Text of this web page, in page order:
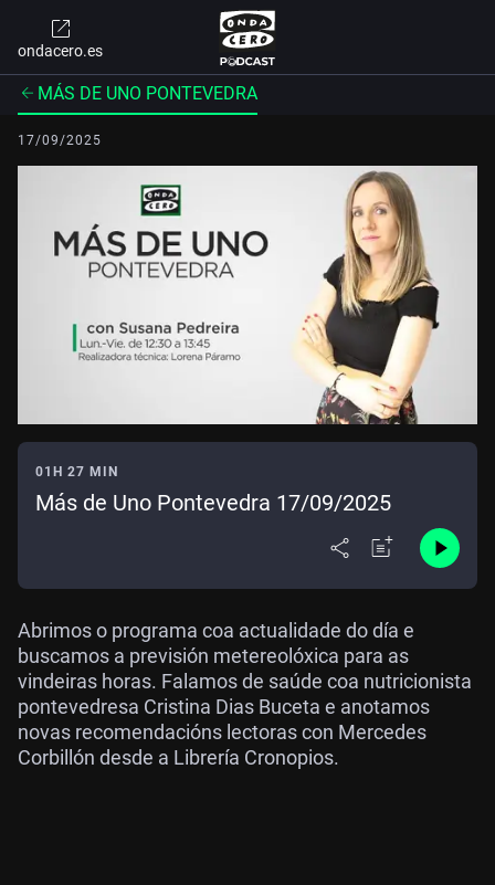
ondacero.es
MÁS DE UNO PONTEVEDRA
17/09/2025
01H 27 MIN
Más de Uno Pontevedra 17/09/2025
Abrimos o programa coa actualidade do día e
buscamos a previsión metereolóxica para as
vindeiras horas. Falamos de saúde coa nutricionista
pontevedresa Cristina Dias Buceta e anotamos
novas recomendacións lectoras con Mercedes
Corbillón desde a Librería Cronopios.